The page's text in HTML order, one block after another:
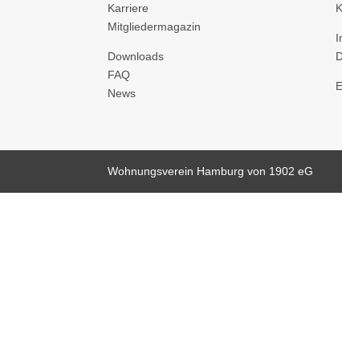
Karriere
Mitgliedermagazin
Downloads
FAQ
News
Wohnungsverein Hamburg von 1902 eG